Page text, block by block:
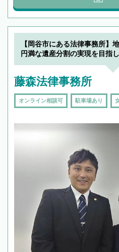
【岡谷市にある法律事務所】
円満な遺産分割の実現を目指
藤森法律事務所
オンライン相談可 駐車場あり